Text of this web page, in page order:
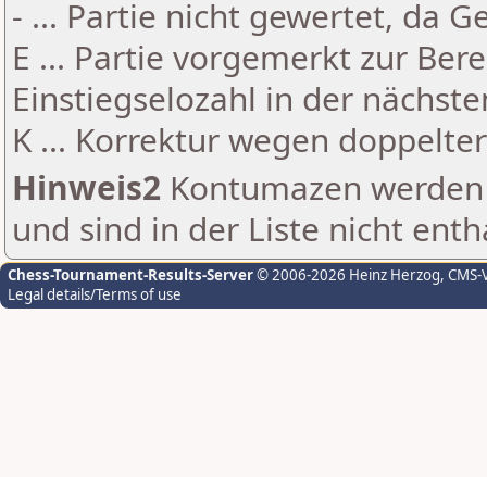
- ... Partie nicht gewertet, da
E ... Partie vorgemerkt zur
Einstiegselozahl in der
K ... Korrektur wegen
Hinweis2 Kontumazen
und sind in der Liste nicht
Chess-Tournament-Results-Server© 2006-2026 Heinz Herzog,
Legal details/Terms of use